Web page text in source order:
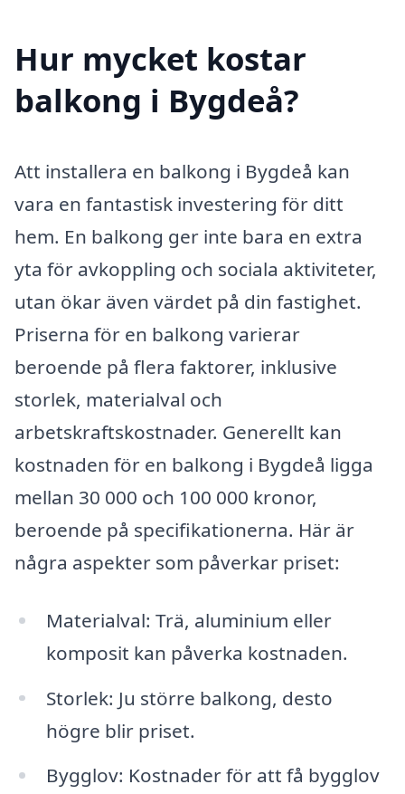
Hur mycket kostar
balkong i Bygdeå?
Att installera en balkong i Bygdeå kan
vara en fantastisk investering för ditt
hem. En balkong ger inte bara en extra
yta för avkoppling och sociala aktiviteter,
utan ökar även värdet på din fastighet.
Priserna för en balkong varierar
beroende på flera faktorer, inklusive
storlek, materialval och
arbetskraftskostnader. Generellt kan
kostnaden för en balkong i Bygdeå ligga
mellan 30 000 och 100 000 kronor,
beroende på specifikationerna. Här är
några aspekter som påverkar priset:
Materialval: Trä, aluminium eller
komposit kan påverka kostnaden.
Storlek: Ju större balkong, desto
högre blir priset.
Bygglov: Kostnader för att få bygglov